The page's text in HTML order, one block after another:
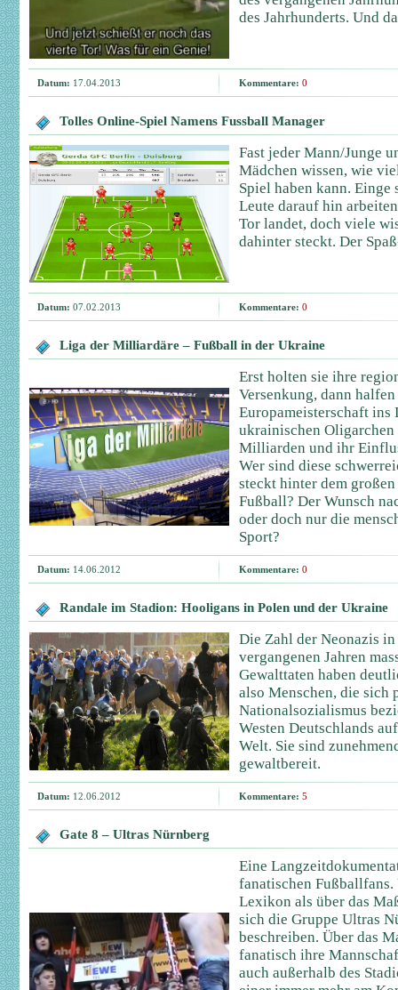
des Jahrhunderts. Und
Datum: 17.04.2013 Kommentare: 0
Tolles Online-Spiel Namens Fussball Manager
Fast jeder Mann/Junge
Mädchen wissen, wie
Spiel haben kann. Einge
Leute darauf hin
Tor landet, doch viele
dahinter steckt. Der
Datum: 07.02.2013 Kommentare: 0
Liga der Milliardäre – Fußball in der Ukraine
Erst holten sie ihre
Versenkung, dann
Europameisterschaft ins
ukrainischen
Milliarden und ihr
Wer sind diese
steckt hinter dem
Fußball? Der Wunsch
oder doch nur die
Sport?
Datum: 14.06.2012 Kommentare: 0
Randale im Stadion: Hooligans in Polen und der Ukraine
Die Zahl der Neonazis
vergangenen Jahren
Gewalttaten haben
also Menschen, die sich
Nationalsozialismus
Westen Deutschlands
Welt. Sie sind
gewaltbereit.
Datum: 12.06.2012 Kommentare: 5
Gate 8 – Ultras Nürnberg
Eine
fanatischen
Lexikon als über das
sich die Gruppe Ultras
beschreiben. Über das
fanatisch ihre
auch außerhalb des